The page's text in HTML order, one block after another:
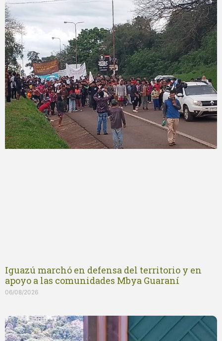
Iguazú marchó en defensa del territorio y en
apoyo a las comunidades Mbya Guaraní
06/08/2026